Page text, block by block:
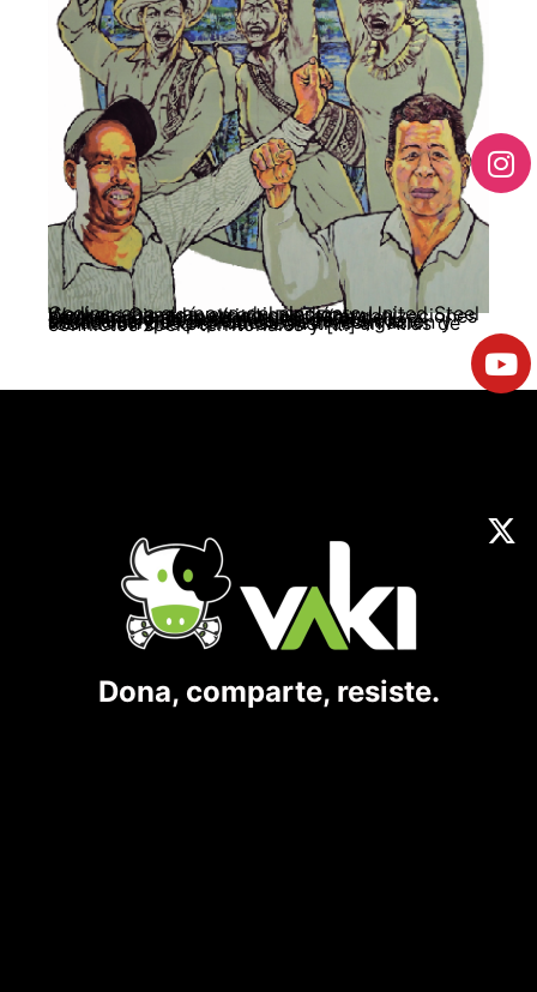
Cedins, con el apoyo del sindicato United Steel Workers Canadá, en articulación y hermanamiento político con las organizaciones campesinas de la región Dos Ríos del Coordinador Nacional Agrario CNA, organizaciones ambientales, colectivos sindicales y de Derechos Humanos, viene desarrollando un proceso de investigación y formación que permitirá construir un Atlas de conflictos socio territoriales y […]
Dona, comparte, resiste.